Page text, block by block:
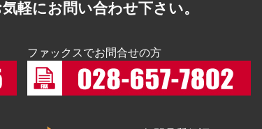
軽にお問い合わせ下さい。
ファックスでお問合せの方